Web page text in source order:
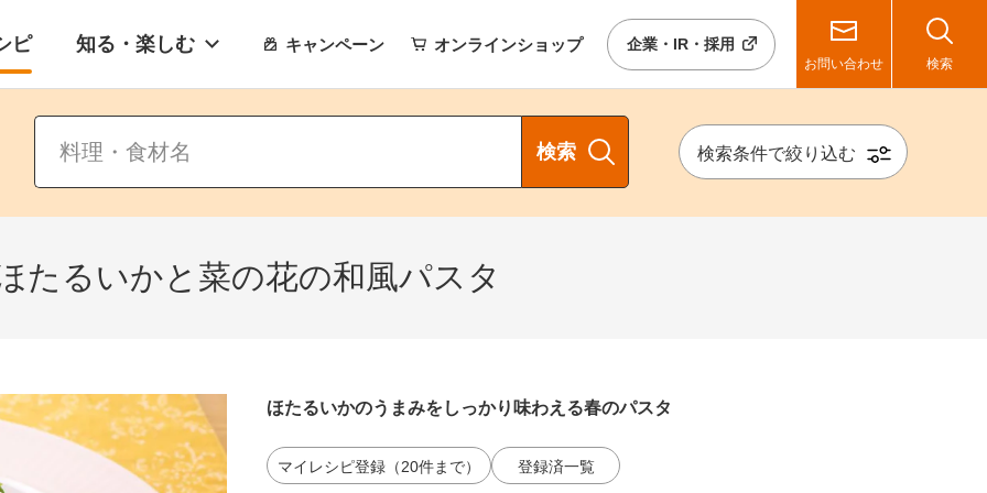
ピ 知る・楽しむ キャンペーン オンラインショップ 企業・IR・採用
お問い合わせ 検索
検索 検索条件で絞り込む
たるいかと菜の花の和風パスタ
ほたるいかのうまみをしっかり味わえる春のパスタ
マイレシピ登録（20件まで） 登録済一覧